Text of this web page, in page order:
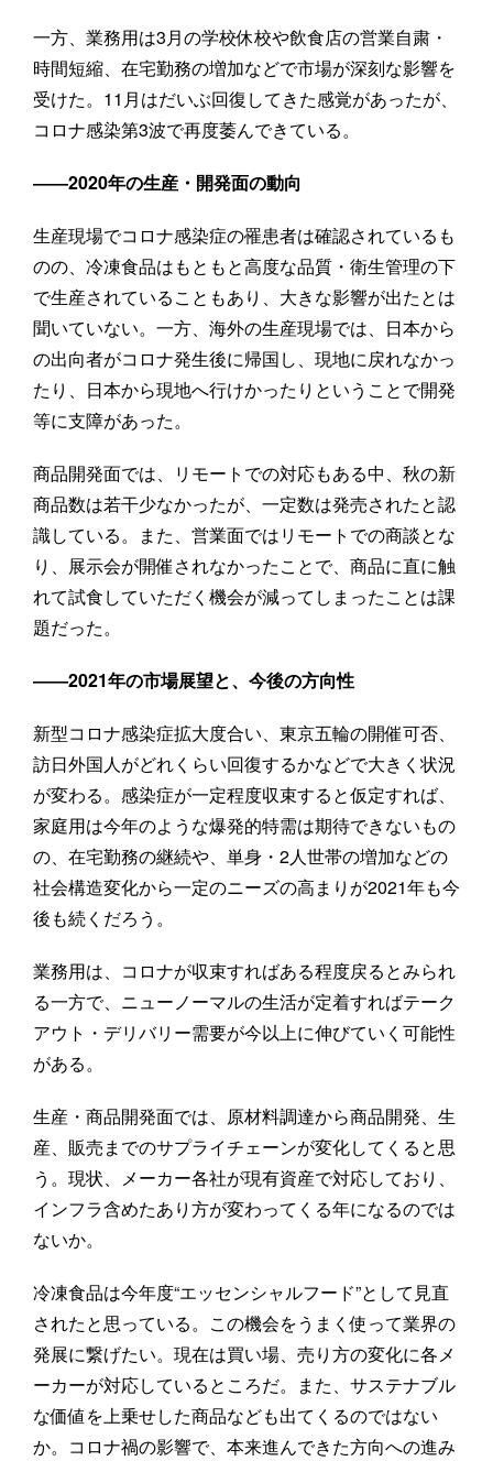
一方、業務用は3月の学校休校や飲食店の営業自粛・
時間短縮、在宅勤務の増加などで市場が深刻な影響を
受けた。11月はだいぶ回復してきた感覚があったが、
コロナ感染第3波で再度萎んできている。
――2020年の生産・開発面の動向
生産現場でコロナ感染症の罹患者は確認されているも
のの、冷凍食品はもともと高度な品質・衛生管理の下
で生産されていることもあり、大きな影響が出たとは
聞いていない。一方、海外の生産現場では、日本から
の出向者がコロナ発生後に帰国し、現地に戻れなかっ
たり、日本から現地へ行けかったりということで開発
等に支障があった。
商品開発面では、リモートでの対応もある中、秋の新
商品数は若干少なかったが、一定数は発売されたと認
識している。また、営業面ではリモートでの商談とな
り、展示会が開催されなかったことで、商品に直に触
れて試食していただく機会が減ってしまったことは課
題だった。
――2021年の市場展望と、今後の方向性
新型コロナ感染症拡大度合い、東京五輪の開催可否、
訪日外国人がどれくらい回復するかなどで大きく状況
が変わる。感染症が一定程度収束すると仮定すれば、
家庭用は今年のような爆発的特需は期待できないもの
の、在宅勤務の継続や、単身・2人世帯の増加などの
社会構造変化から一定のニーズの高まりが2021年も今
後も続くだろう。
業務用は、コロナが収束すればある程度戻るとみられ
る一方で、ニューノーマルの生活が定着すればテーク
アウト・デリバリー需要が今以上に伸びていく可能性
がある。
生産・商品開発面では、原材料調達から商品開発、生
産、販売までのサプライチェーンが変化してくると思
う。現状、メーカー各社が現有資産で対応しており、
インフラ含めたあり方が変わってくる年になるのでは
ないか。
冷凍食品は今年度“エッセンシャルフード”として見直
されたと思っている。この機会をうまく使って業界の
発展に繋げたい。現在は買い場、売り方の変化に各メ
ーカーが対応しているところだ。また、サステナブル
な価値を上乗せした商品なども出てくるのではない
か。コロナ禍の影響で、本来進んできた方向への進み